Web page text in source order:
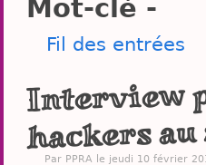
Mot-clé -
Fil des entrées
Interview
hackers
Par PPRA le jeudi 10 février